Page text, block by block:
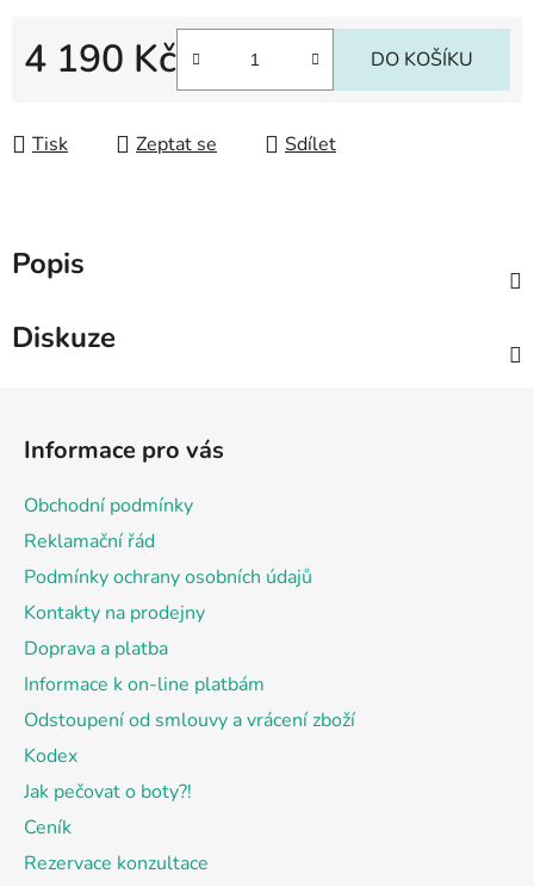
4 190 Kč DO KOŠÍKU
Tisk Zeptat se Sdílet
Popis
Diskuze
Informace pro vás
Obchodní podmínky
Reklamační řád
Podmínky ochrany osobních údajů
Kontakty na prodejny
Doprava a platba
Informace k on-line platbám
Odstoupení od smlouvy a vrácení zboží
Kodex
Jak pečovat o boty?!
Ceník
Rezervace konzultace